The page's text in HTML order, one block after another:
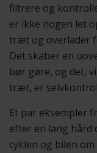
filtrere og
er ikke nogen let
træt og overlader
Det skaber en
bør gøre, og det,
træt, er
Et par eksempler
efter en lang hård
cyklen og bilen